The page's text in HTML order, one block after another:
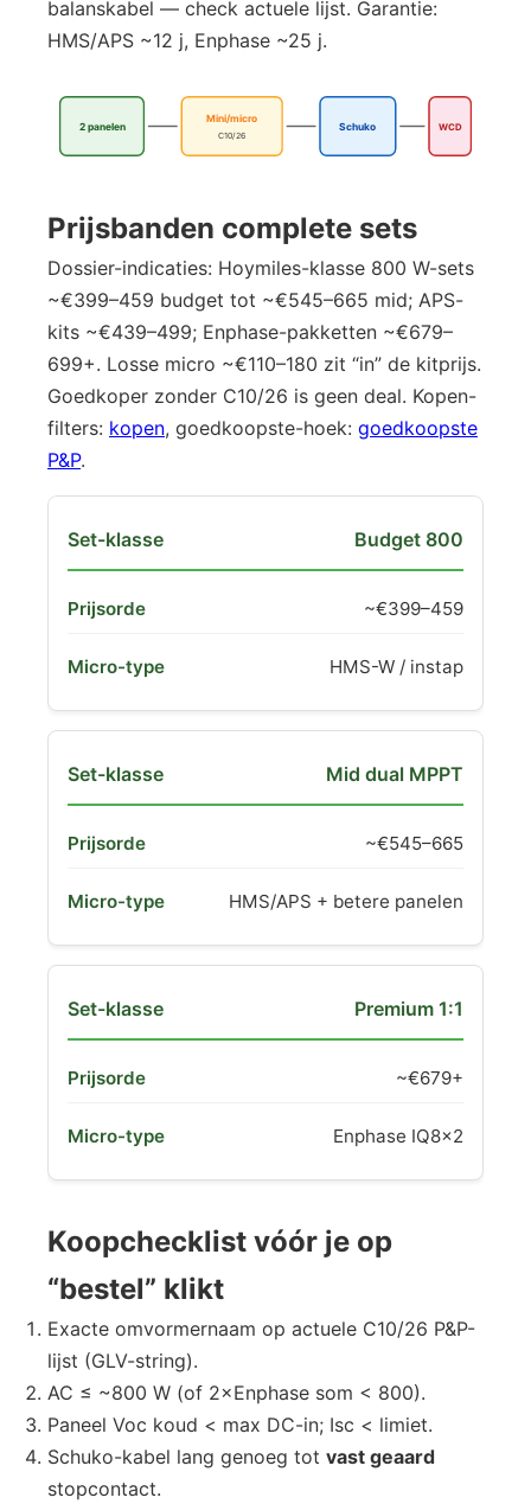
balanskabel — check actuele lijst. Garantie:
HMS/APS ~12 j, Enphase ~25 j.
2 panelen
Mini/micro
C10/26
Schuko WCD
Prijsbanden complete sets
Dossier-indicaties: Hoymiles-klasse 800 W-sets
~€399–459 budget tot ~€545–665 mid; APS-
kits ~€439–499; Enphase-pakketten ~€679–
699+. Losse micro ~€110–180 zit “in” de kitprijs.
Goedkoper zonder C10/26 is geen deal. Kopen-
filters: kopen, goedkoopste-hoek: goedkoopste
P&P.
Budget 800
~€399–459
HMS-W / instap
Mid dual MPPT
~€545–665
HMS/APS + betere panelen
Premium 1:1
~€679+
Enphase IQ8×2
Koopchecklist vóór je op
“bestel” klikt
Exacte omvormernaam op actuele C10/26 P&P-
lijst (GLV-string).
AC ≤ ~800 W (of 2×Enphase som < 800).
Paneel Voc koud < max DC-in; Isc < limiet.
Schuko-kabel lang genoeg tot vast geaard
stopcontact.